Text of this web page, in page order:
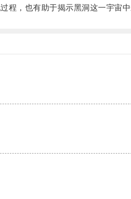
，也有助于揭示黑洞这一宇宙中